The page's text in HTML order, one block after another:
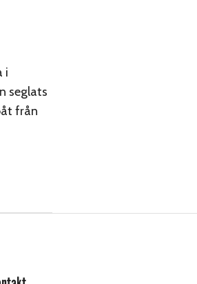
i
seglats
från